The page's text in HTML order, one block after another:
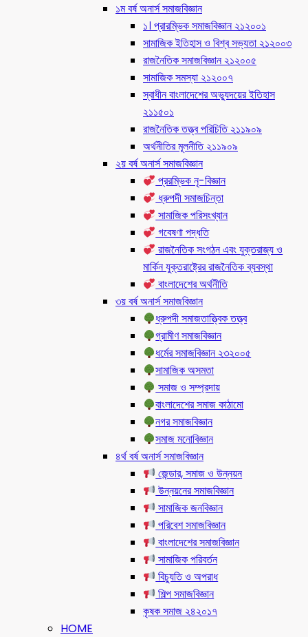
১ম বর্ষ অনার্স সমাজবিজ্ঞান
১। প্রারম্ভিক সমাজবিজ্ঞান ২১২০০১
সামাজিক ইতিহাস ও বিশ্ব সভ্যতা ২১২০০৩
রাজনৈতিক সমাজবিজ্ঞান ২১২০০৫
সামাজিক সমস্যা ২১২০০৭
স্বাধীন বাংলাদেশের অভ্যুদয়ের ইতিহাস
২১১৫০১
রাজনৈতিক তত্ত্ব পরিচিতি ২১১৯০৯
অর্থনীতির মূলনীতি ২১১৯০৯
২য় বর্ষ অনার্স সমাজবিজ্ঞান
প্ররম্ভিক নৃ-বিজ্ঞান
ধ্রুপদী সমাজচিন্তা
সামাজিক পরিসংখ্যান
গবেষণা পদ্ধতি
রাজনৈতিক সংগঠন এবং যুক্তরাজ্য ও
মার্কিন যুক্তরাষ্ট্রের রাজনৈতিক ব্যবস্থা
বাংলাদেশের অর্থনীতি
৩য় বর্ষ অনার্স সমাজবিজ্ঞান
ধ্রুপদী সমাজতাত্ত্বিক তত্ত্ব
গ্রামীণ সমাজবিজ্ঞান
ধর্মের সমাজবিজ্ঞান ২৩২০০৫
সামাজিক অসমতা
সমাজ ও সম্প্রদায়
বাংলাদেশের সমাজ কাঠামো
নগর সমাজবিজ্ঞান
সমাজ মনোবিজ্ঞান
৪র্থ বর্ষ অনার্স সমাজবিজ্ঞান
জেন্ডার, সমাজ ও উন্নয়ন
উন্নয়নের সমাজবিজ্ঞান
সামাজিক জনবিজ্ঞান
পরিবেশ সমাজবিজ্ঞান
বাংলাদেশের সমাজবিজ্ঞান
সামাজিক পরিবর্তন
বিচ্যুতি ও অপরাধ
শিল্প সমাজবিজ্ঞান
কৃষক সমাজ ২৪২০১৭
HOME